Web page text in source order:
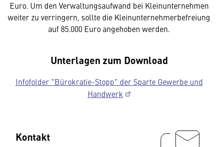
Euro. Um den Verwaltungsaufwand bei Kleinunternehmen
weiter zu verringern, sollte die Kleinunternehmerbefreiung
auf 85.000 Euro angehoben werden.
Unterlagen zum Download
Infofolder "Bürokratie-Stopp" der Sparte Gewerbe und
Handwerk
Kontakt